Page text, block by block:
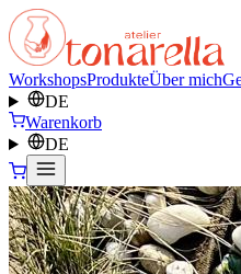
WorkshopsProdukteÜber mich
DE
Warenkorb
DE